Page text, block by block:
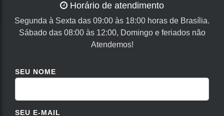
Horário de atendimento
Segunda à Sexta das 09:00 às 18:00 horas de Brasília.
Sábado das 08:00 às 12:00, Domingo e feriados não
Atendemos!
SEU NOME
SEU E-MAIL